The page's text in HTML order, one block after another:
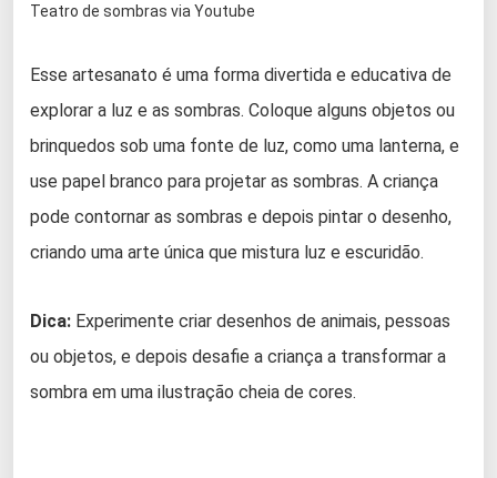
Teatro de sombras via Youtube
Esse artesanato é uma forma divertida e educativa de
explorar a luz e as sombras. Coloque alguns objetos ou
brinquedos sob uma fonte de luz, como uma lanterna, e
use papel branco para projetar as sombras. A criança
pode contornar as sombras e depois pintar o desenho,
criando uma arte única que mistura luz e escuridão.
Dica: Experimente criar desenhos de animais, pessoas
ou objetos, e depois desafie a criança a transformar a
sombra em uma ilustração cheia de cores.